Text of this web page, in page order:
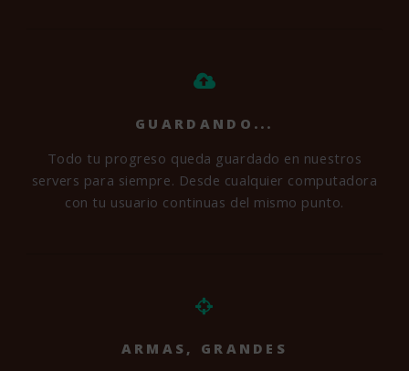
GUARDANDO...
Todo tu progreso queda guardado en nuestros
servers para siempre. Desde cualquier computadora
con tu usuario continuas del mismo punto.
ARMAS, GRANDES